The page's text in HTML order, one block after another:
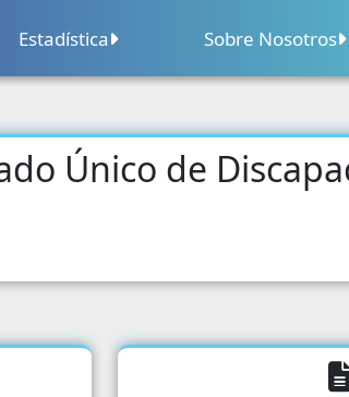
Estadística
Censo Nacional Agropecuario
Comercio Exterior
Sobre Nosotros
Calendario
Único de